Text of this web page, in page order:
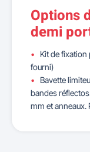
Options
demi
Kit de
fourni)
Bavette
bandes
mm et anneaux.